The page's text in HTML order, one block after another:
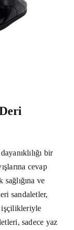
bir
cevap
sağlığına ve
sandaletler,
işçilikleriyle
sadece yaz